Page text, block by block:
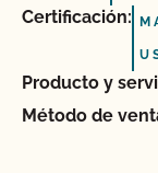
Certificación:
Producto y
Método de